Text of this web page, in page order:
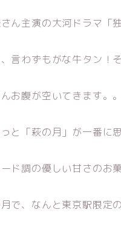
ん主演の大河ドラマ「
言わずもがな牛タン！
お腹が空いてきます。。
と「萩の月」が一番に
ド調の優しい甘さのお
で、なんと東京駅限定